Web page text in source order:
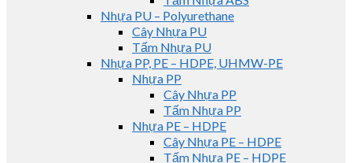
Nhựa PU – Polyurethane
Cây Nhựa PU
Tấm Nhựa PU
Nhựa PP, PE – HDPE, UHMW-PE
Nhựa PP
Cây Nhựa PP
Tấm Nhựa PP
Nhựa PE – HDPE
Cây Nhựa PE – HDPE
Tấm Nhựa PE – HDPE